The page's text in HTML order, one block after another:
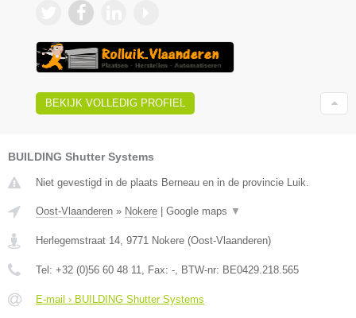
BEKIJK VOLLEDIG PROFIEL
BUILDING Shutter Systems
Niet gevestigd in de plaats Berneau en in de provincie Luik.
Oost-Vlaanderen » Nokere Google maps ▼
Herlegemstraat 14 9771 Nokere (Oost-Vlaanderen)
Tel: +32 (0)56 60 48 11 , Fax: - , BTW-nr: BE0429.218.565
E-mail › BUILDING Shutter Systems